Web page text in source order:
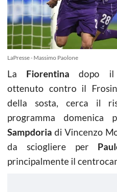
LaPresse - Massimo Paolone
La Fiorentina dopo il
ottenuto contro il
della sosta, cerca il
programma domenica
Sampdoria di Vincenzo
da sciogliere per
principalmente il